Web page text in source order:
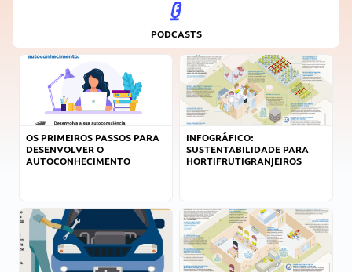
PODCASTS
OS PRIMEIROS PASSOS PARA
DESENVOLVER O
AUTOCONHECIMENTO
INFOGRÁFICO:
SUSTENTABILIDADE PARA
HORTIFRUTIGRANJEIROS